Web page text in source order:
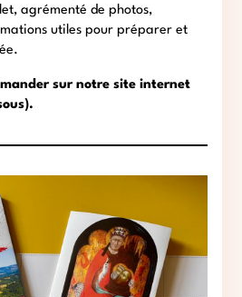
agrémenté de photos,
utiles pour préparer et
sur notre site internet